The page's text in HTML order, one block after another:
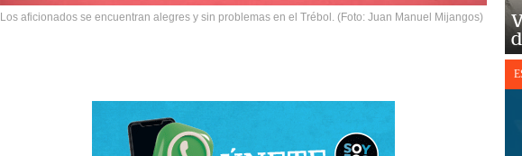
Los aficionados se encuentran alegres y sin problemas en el Trébol. (Foto: Juan Manuel Mijangos)